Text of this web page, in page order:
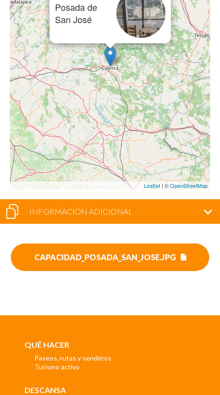
Posada de
San José
Leaflet | ©OpenStreetMap
INFORMACIÓN ADICIONAL
CAPACIDAD_POSADA_SAN_JOSE.JPG
QUÉ HACER
Paseos, rutas y senderos
Turismo activo
DESCANSA